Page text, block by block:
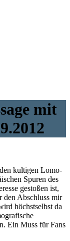
mit
kultigen Lomo-
Spuren des
gestoßen ist,
den Abschluss mir
höchstselbst da
Ein Muss für Fans